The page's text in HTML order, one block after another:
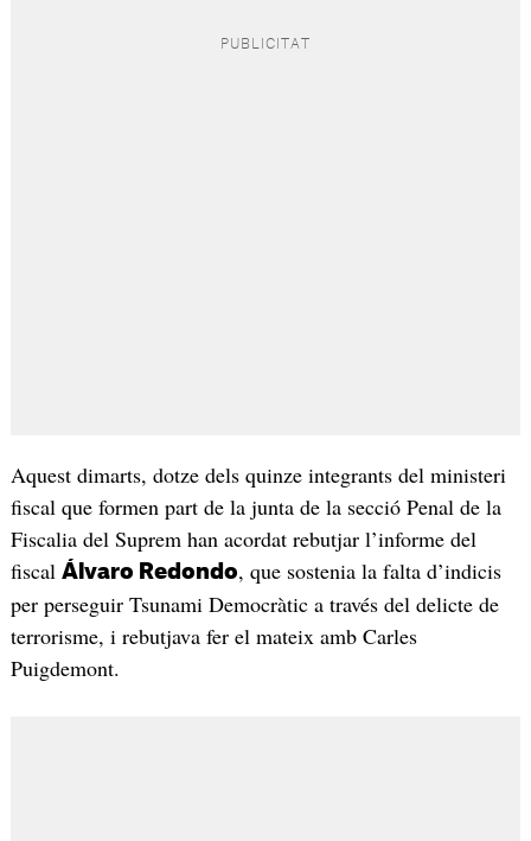
Aquest dimarts, dotze dels quinze integrants del ministeri
fiscal que formen part de la junta de la secció Penal de la
Fiscalia del Suprem han acordat rebutjar l’informe del
fiscal Álvaro Redondo, que sostenia la falta d’indicis
per perseguir Tsunami Democràtic a través del delicte de
terrorisme, i rebutjava fer el mateix amb Carles
Puigdemont.